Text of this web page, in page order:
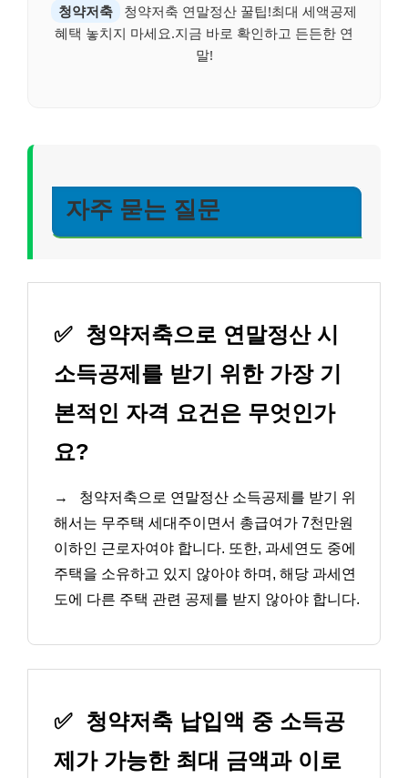
청약저축
청약저축 연말정산 꿀팁!최대 세액공제
혜택 놓치지 마세요.지금 바로 확인하고 든든한 연
말!
자주 묻는 질문
✅ 청약저축으로 연말정산 시
소득공제를 받기 위한 가장 기
본적인 자격 요건은 무엇인가
요?
→
청약저축으로 연말정산 소득공제를 받기 위
해서는 무주택 세대주이면서 총급여가 7천만원
이하인 근로자여야 합니다. 또한, 과세연도 중에
주택을 소유하고 있지 않아야 하며, 해당 과세연
도에 다른 주택 관련 공제를 받지 않아야 합니다.
✅ 청약저축 납입액 중 소득공
제가 가능한 최대 금액과 이로